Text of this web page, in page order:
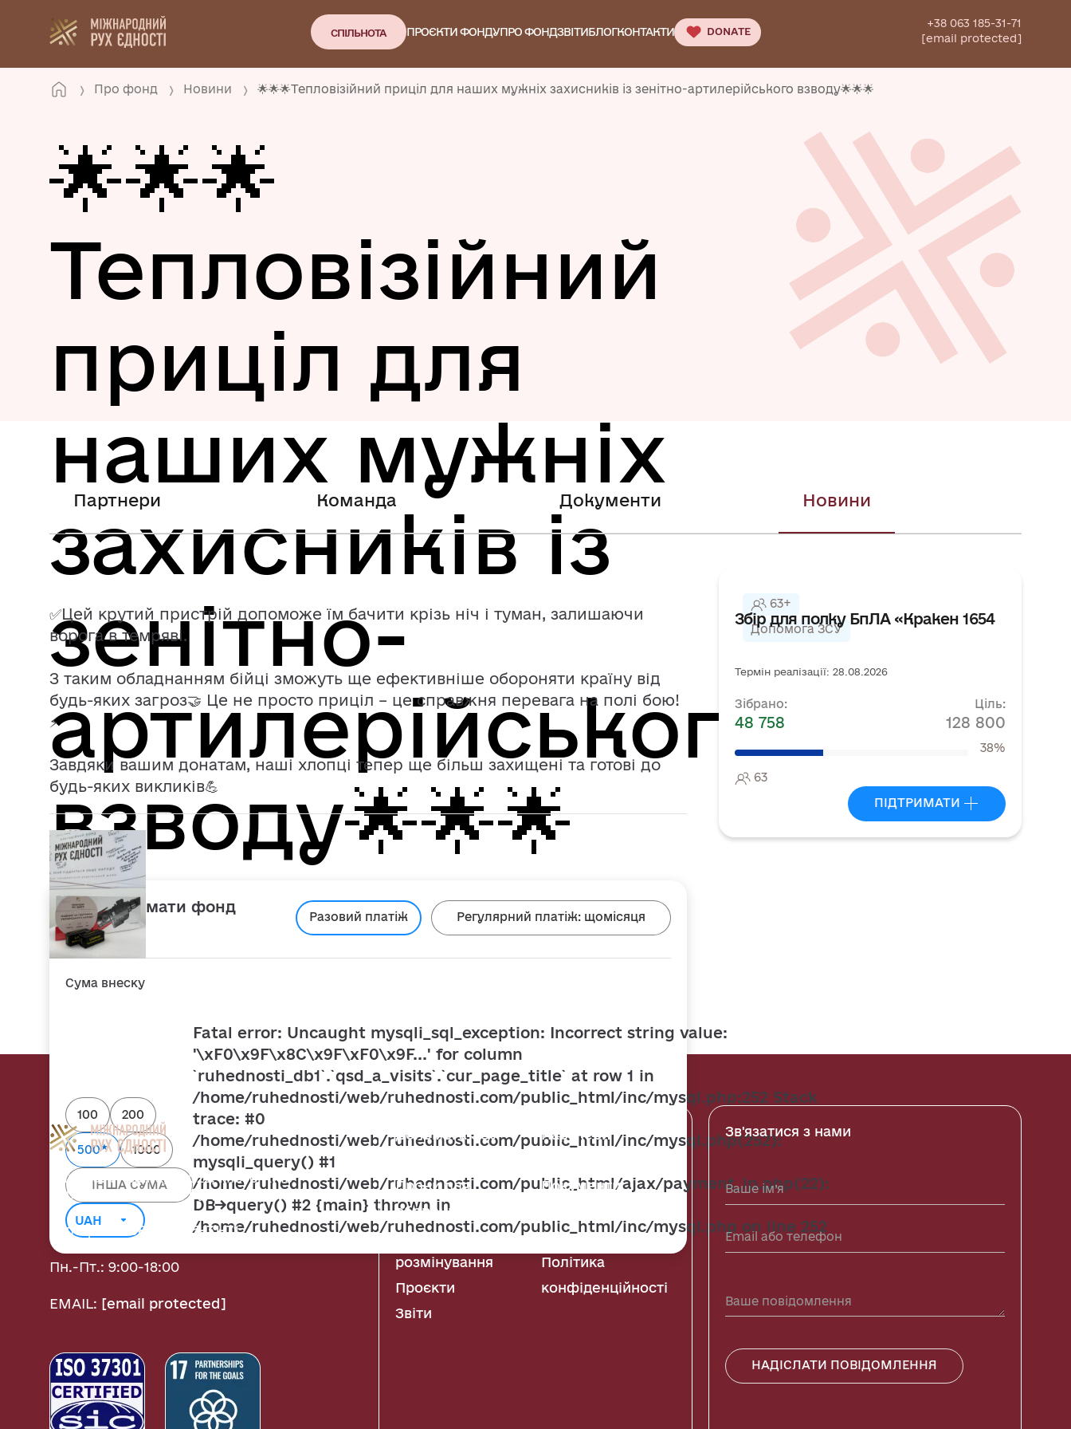
СПІЛЬНОТА ПРОЄКТИ ФОНДУПРО ФОНДЗВІТИБЛОГКОНТАКТИ DONATE
+38 063 185-31-71
[email protected]
Про фонд Новини 🌟🌟🌟Тепловізійний приціл для наших мужніх захисників із зенітно-артилерійського взводу🌟🌟🌟
🌟🌟🌟
Тепловізійний
приціл для
наших мужніх
захисників із
зенітно-
артилерійського
взводу🌟🌟🌟
Підтримати фонд
46 234
Разовий платіж Регулярний платіж: щомісяця
Сума внеску
100 200
500★ 1000
Fatal error: Uncaught mysqli_sql_exception: Incorrect string value:
'\xF0\x9F\x8C\x9F\xF0\x9F...' for column
`ruhednosti_db1`.`qsd_a_visits`.`cur_page_title` at row 1 in
/home/ruhednosti/web/ruhednosti.com/public_html/inc/mysql.php:252 Stack
trace: #0
/home/ruhednosti/web/ruhednosti.com/public_html/inc/mysql.php(252):
mysqli_query() #1
/home/ruhednosti/web/ruhednosti.com/public_html/ajax/payment_lp.php(22):
DB->query() #2 {main} thrown in
/home/ruhednosti/web/ruhednosti.com/public_html/inc/mysql.php on line 252
Партнери Команда Документи Новини
✅Цей крутий пристрій допоможе їм бачити крізь ніч і туман, залишаючи
ворога в темряві.
З таким обладнанням бійці зможуть ще ефективніше обороняти країну від
будь-яких загроз🤝 Це не просто приціл – це справжня перевага на полі бою!
⚡️
Завдяки вашим донатам, наші хлопці тепер ще більш захищені та готові до
будь-яких викликів💪
63+
Допомога ЗСУ
Збір для полку БпЛА «Кракен 1654
Термін реалізації: 28.08.2026
Зібрано:
48 758
Ціль:
128 800
38%
63
ПІДТРИМАТИ
Адреса: Україна, 03022, місто Київ
вул.Васильківська, будинок 34, кабінет 202
Телефон: +38 063 185-31-71
Пн.-Пт.: 9:00-18:00
EMAIL: [email protected]
Допомога ЗСУ
Дрони для
оборони
Гуманітарне
розмінування
Проєкти
Звіти
Партнери
Документи
Оферта
Політика
конфіденційності
Зв'язатися з нами
НАДІСЛАТИ ПОВІДОМЛЕННЯ